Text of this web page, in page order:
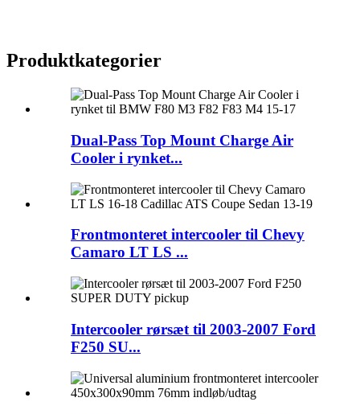
Produktkategorier
Dual-Pass Top Mount Charge Air
Cooler i rynket...
Frontmonteret intercooler til Chevy
Camaro LT LS ...
Intercooler rørsæt til 2003-2007 Ford
F250 SU...